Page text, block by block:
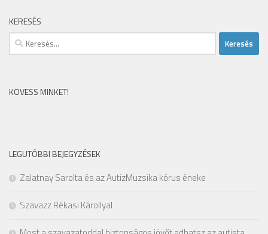
KERESÉS
Keresés:
KÖVESS MINKET!
LEGUTÓBBI BEJEGYZÉSEK
Zalatnay Sarolta és az AutizMuzsika kórus éneke
Szavazz Rékasi Károllyal